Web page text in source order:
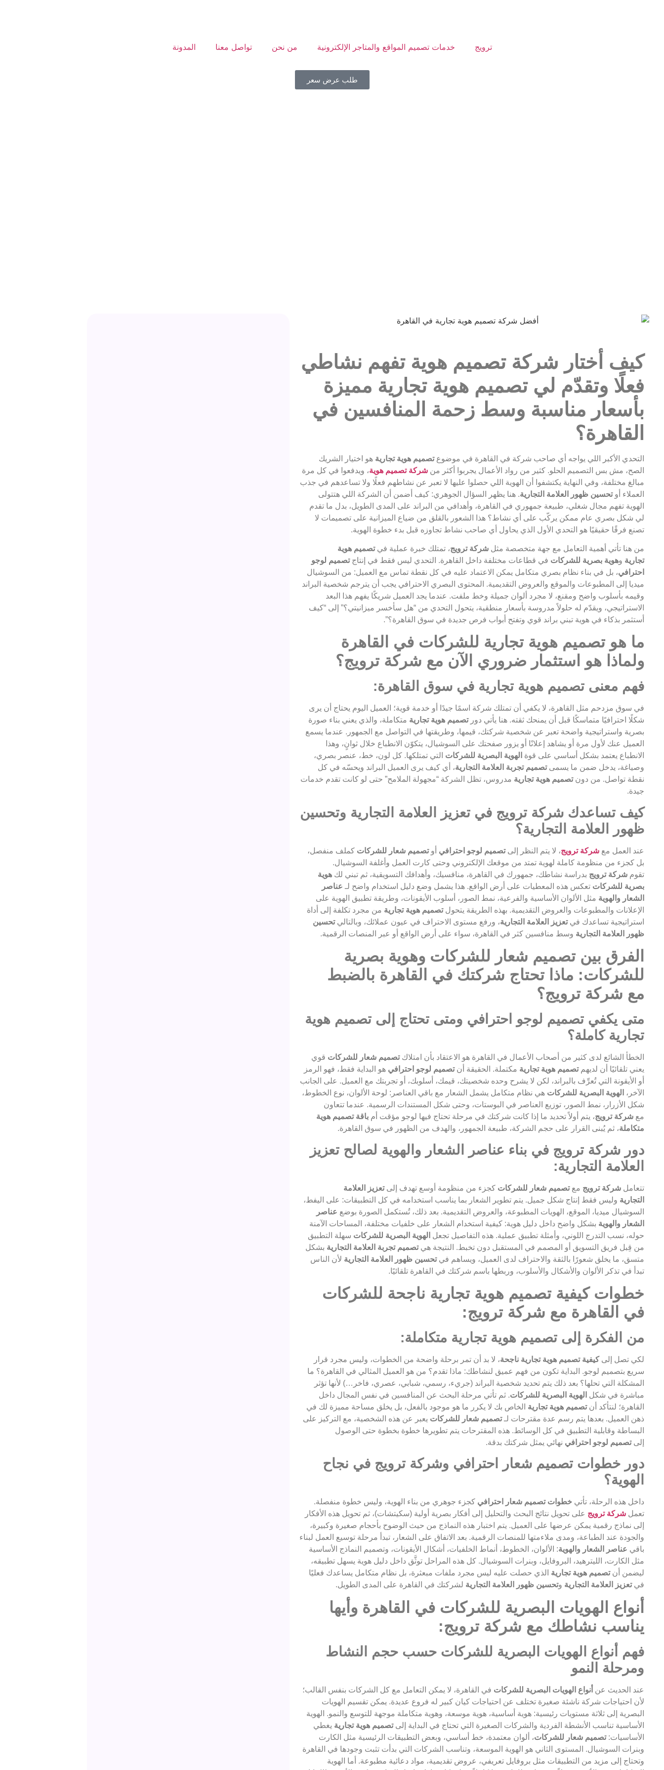
ترويج خدمات تصميم المواقع والمتاجر الإلكترونية من نحن تواصل معنا المدونة
طلب عرض سعر
كيف أختار شركة تصميم هوية تفهم نشاطي
فعلًا وتقدّم لي تصميم هوية تجارية مميزة
بأسعار مناسبة وسط زحمة المنافسين في
القاهرة؟
التحدي الأكبر اللي يواجه أي صاحب شركة في القاهرة في موضوعتصميم هوية تجارية هو اختيار الشريك
الصح، مش بس التصميم الحلو. كثير من رواد الأعمال يجربوا أكثر من شركة تصميم هوية، ويدفعوا في كل مرة
مبالغ مختلفة، وفي النهاية يكتشفوا أن الهوية اللي حصلوا عليها لا تعبر عن نشاطهم فعلًا ولا تساعدهم في جذب
العملاء أوتحسين ظهور العلامة التجارية. هنا يظهر السؤال الجوهري: كيف أضمن أن الشركة اللي هتتولى
الهوية تفهم مجال شغلي، طبيعة جمهوري في القاهرة، وأهدافي من البراند على المدى الطويل، بدل ما تقدم
لي شكل بصري عام ممكن يركّب على أي نشاط؟ هذا الشعور بالقلق من ضياع الميزانية على تصميمات لا
تصنع فرقًا حقيقيًا هو التحدي الأول الذي يحاول أي صاحب نشاط تجاوزه قبل بدء خطوة الهوية.
من هنا تأتي أهمية التعامل مع جهة متخصصة مثل شركة ترويج، تمتلك خبرة عملية فيتصميم هوية
تجارية وهوية بصرية للشركات في قطاعات مختلفة داخل القاهرة. التحدي ليس فقط في إنتاجتصميم لوجو
احترافي، بل في بناء نظام بصري متكامل يمكن الاعتماد عليه في كل نقطة تماس مع العميل: من السوشيال
ميديا إلى المطبوعات والموقع والعروض التقديمية. المحتوى البصري الاحترافي يجب أن يترجم شخصية البراند
وقيمه بأسلوب واضح ومقنع، لا مجرد ألوان جميلة وخط ملفت. عندما يجد العميل شريكًا يفهم هذا البعد
الاستراتيجي، ويقدّم له حلولاً مدروسة بأسعار منطقية، يتحول التحدي من “هل سأخسر ميزانيتي؟” إلى “كيف
أستثمر بذكاء في هوية تبني براند قوي وتفتح أبواب فرص جديدة في سوق القاهرة؟”.
ما هو تصميم هوية تجارية للشركات في القاهرة
ولماذا هو استثمار ضروري الآن مع شركة ترويج؟
فهم معنى تصميم هوية تجارية في سوق القاهرة:
في سوق مزدحم مثل القاهرة، لا يكفي أن تمتلك شركة اسمًا جيدًا أو خدمة قوية؛ العميل اليوم يحتاج أن يرى
شكلًا احترافيًا متماسكًا قبل أن يمنحك ثقته. هنا يأتي دورتصميم هوية تجارية متكاملة، والذي يعني بناء صورة
بصرية واستراتيجية واضحة تعبر عن شخصية شركتك، قيمها، وطريقتها في التواصل مع الجمهور. عندما يسمع
العميل عنك لأول مرة أو يشاهد إعلانًا أو يزور صفحتك على السوشيال، يتكوّن الانطباع خلال ثوانٍ، وهذا
الانطباع يعتمد بشكل أساسي على قوة الهوية البصرية للشركات التي تمتلكها. كل لون، خط، عنصر بصري،
وصياغة، يدخل ضمن ما يسمىتصميم تجربة العلامة التجارية، أي كيف يرى العميل البراند ويحسّه في كل
نقطة تواصل. من دونتصميم هوية تجارية مدروس، تظل الشركة “مجهولة الملامح” حتى لو كانت تقدم خدمات
جيدة.
كيف تساعدك شركة ترويج في تعزيز العلامة التجارية وتحسين
ظهور العلامة التجارية؟
عند العمل مع شركة ترويج، لا يتم النظر إلىتصميم لوجو احترافي أوتصميم شعار للشركات كملف منفصل،
بل كجزء من منظومة كاملة لهوية تمتد من موقعك الإلكتروني وحتى كارت العمل وأغلفة السوشيال.
تقوم شركة ترويج بدراسة نشاطك، جمهورك في القاهرة، منافسيك، وأهدافك التسويقية، ثم تبني لك هوية
بصرية للشركات تعكس هذه المعطيات على أرض الواقع. هذا يشمل وضع دليل استخدام واضح لـ عناصر
الشعار والهوية مثل الألوان الأساسية والفرعية، نمط الصور، أسلوب الأيقونات، وطريقة تطبيق الهوية على
الإعلانات والمطبوعات والعروض التقديمية. بهذه الطريقة يتحولتصميم هوية تجارية من مجرد تكلفة إلى أداة
استراتيجية تساعدك فيتعزيز العلامة التجارية، ورفع مستوى الاحتراف في عيون عملائك، وبالتاليتحسين
ظهور العلامة التجارية وسط منافسين كثر في القاهرة، سواء على أرض الواقع أو عبر المنصات الرقمية.
الفرق بين تصميم شعار للشركات وهوية بصرية
للشركات: ماذا تحتاج شركتك في القاهرة بالضبط
مع شركة ترويج؟
متى يكفي تصميم لوجو احترافي ومتى تحتاج إلى تصميم هوية
تجارية كاملة؟
الخطأ الشائع لدى كثير من أصحاب الأعمال في القاهرة هو الاعتقاد بأن امتلاكتصميم شعار للشركات قوي
يعني تلقائيًا أن لديهمتصميم هوية تجارية مكتملة. الحقيقة أنتصميم لوجو احترافي هو البداية فقط، فهو الرمز
أو الأيقونة التي تُعرِّف بالبراند، لكن لا يشرح وحده شخصيتك، قيمك، أسلوبك، أو تجربتك مع العميل. على الجانب
الآخر،
الهوية البصرية للشركات هي نظام متكامل يشمل الشعار مع باقي العناصر: لوحة الألوان، نوع الخطوط،
شكل الأزرار، نمط الصور، توزيع العناصر في البوستات، وحتى شكل المستندات الرسمية. عندما تتعاون
مع شركة ترويج، يتم أولاً تحديد ما إذا كانت شركتك في مرحلة تحتاج فيها لوجو مؤقت أم باقة تصميم هوية
متكاملة، ثم يُبنى القرار على حجم الشركة، طبيعة الجمهور، والهدف من الظهور في سوق القاهرة.
دور شركة ترويج في بناء عناصر الشعار والهوية لصالح تعزيز
العلامة التجارية:
تتعامل شركة ترويج معتصميم شعار للشركات كجزء من منظومة أوسع تهدف إلىتعزيز العلامة
التجارية وليس فقط إنتاج شكل جميل. يتم تطوير الشعار بما يناسب استخدامه في كل التطبيقات: على اليفط،
السوشيال ميديا، الموقع، الهويات المطبوعة، والعروض التقديمية. بعد ذلك، تُستكمل الصورة بوضع عناصر
الشعار والهوية بشكل واضح داخل دليل هوية: كيفية استخدام الشعار على خلفيات مختلفة، المساحات الآمنة
حوله، نسب التدرج اللوني، وأمثلة تطبيق عملية. هذه التفاصيل تجعل الهوية البصرية للشركات سهلة التطبيق
من قِبل فريق التسويق أو المصمم في المستقبل دون تخبط. النتيجة هيتصميم تجربة العلامة التجارية بشكل
متسق، ما يخلق شعورًا بالثقة والاحتراف لدى العميل، ويساهم فيتحسين ظهور العلامة التجارية لأن الناس
تبدأ في تذكر الألوان والأشكال والأسلوب، وربطها باسم شركتك في القاهرة تلقائيًا.
خطوات كيفية تصميم هوية تجارية ناجحة للشركات
في القاهرة مع شركة ترويج:
من الفكرة إلى تصميم هوية تجارية متكاملة:
لكي تصل إلىكيفية تصميم هوية تجارية ناجحة، لا بد أن تمر برحلة واضحة من الخطوات، وليس مجرد قرار
سريع بتصميم لوجو. البداية تكون من فهم عميق لنشاطك: ماذا تقدم؟ من هو العميل المثالي في القاهرة؟ ما
المشكلة التي تحلها؟ بعد ذلك يتم تحديد شخصية البراند (جريء، رسمي، شبابي، عصري، فاخر…) لأنها تؤثر
مباشرة في شكل الهوية البصرية للشركات. ثم تأتي مرحلة البحث عن المنافسين في نفس المجال داخل
القاهرة؛ لنتأكد أنتصميم هوية تجارية الخاص بك لا يكرر ما هو موجود بالفعل، بل يخلق مساحة مميزة لك في
ذهن العميل. بعدها يتم رسم عدة مقترحات لـتصميم شعار للشركات يعبر عن هذه الشخصية، مع التركيز على
البساطة وقابلية التطبيق في كل الوسائط. هذه المقترحات يتم تطويرها خطوة بخطوة حتى الوصول
إلىتصميم لوجو احترافي نهائي يمثل شركتك بدقة.
دور خطوات تصميم شعار احترافي وشركة ترويج في نجاح
الهوية؟
داخل هذه الرحلة، تأتي خطوات تصميم شعار احترافي كجزء جوهري من بناء الهوية، وليس خطوة منفصلة.
تعمل شركة ترويج على تحويل نتائج البحث والتحليل إلى أفكار بصرية أولية (سكيتشات)، ثم تحويل هذه الأفكار
إلى نماذج رقمية يمكن عرضها على العميل. يتم اختبار هذه النماذج من حيث الوضوح بأحجام صغيرة وكبيرة،
والجودة عند الطباعة، ومدى ملاءمتها للمنصات الرقمية. بعد الاتفاق على الشعار، تبدأ مرحلة توسيع العمل لبناء
باقي عناصر الشعار والهوية: الألوان، الخطوط، أنماط الخلفيات، أشكال الأيقونات، وتصميم النماذج الأساسية
مثل الكارت، الليترهيد، البروفايل، وبنرات السوشيال. كل هذه المراحل توثَّق داخل دليل هوية يسهل تطبيقه،
ليضمن أنتصميم هوية تجارية الذي حصلت عليه ليس مجرد ملفات مبعثرة، بل نظام متكامل يساعدك فعليًا
فيتعزيز العلامة التجارية وتحسين ظهور العلامة التجارية لشركتك في القاهرة على المدى الطويل.
أنواع الهويات البصرية للشركات في القاهرة وأيها
يناسب نشاطك مع شركة ترويج:
فهم أنواع الهويات البصرية للشركات حسب حجم النشاط
ومرحلة النمو
عند الحديث عن أنواع الهويات البصرية للشركات في القاهرة، لا يمكن التعامل مع كل الشركات بنفس القالب؛
لأن احتياجات شركة ناشئة صغيرة تختلف عن احتياجات كيان كبير له فروع عديدة. يمكن تقسيم الهويات
البصرية إلى ثلاثة مستويات رئيسية: هوية أساسية، هوية موسعة، وهوية متكاملة موجهة للتوسع والنمو. الهوية
الأساسية تناسب الأنشطة الفردية والشركات الصغيرة التي تحتاج في البداية إلىتصميم هوية تجارية يغطي
الأساسيات:تصميم شعار للشركات، ألوان معتمدة، خط أساسي، وبعض التطبيقات الرئيسية مثل الكارت
وبنرات السوشيال. المستوى الثاني هو الهوية الموسعة، وتناسب الشركات التي بدأت تثبت وجودها في القاهرة
وتحتاج إلى مزيد من التطبيقات مثل بروفايل تعريفي، عروض تقديمية، مواد دعائية مطبوعة. أما الهوية